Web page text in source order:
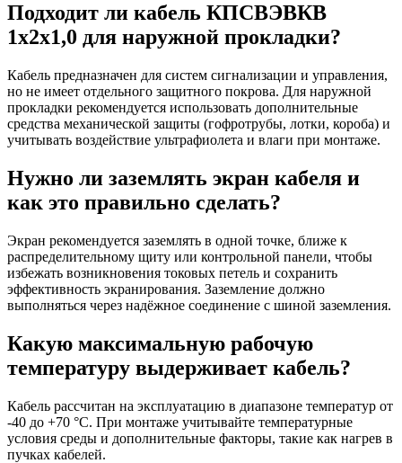
Подходит ли кабель КПСВЭВКВ
1х2х1,0 для наружной прокладки?
Кабель предназначен для систем сигнализации и управления,
но не имеет отдельного защитного покрова. Для наружной
прокладки рекомендуется использовать дополнительные
средства механической защиты (гофротрубы, лотки, короба) и
учитывать воздействие ультрафиолета и влаги при монтаже.
Нужно ли заземлять экран кабеля и
как это правильно сделать?
Экран рекомендуется заземлять в одной точке, ближе к
распределительному щиту или контрольной панели, чтобы
избежать возникновения токовых петель и сохранить
эффективность экранирования. Заземление должно
выполняться через надёжное соединение с шиной заземления.
Какую максимальную рабочую
температуру выдерживает кабель?
Кабель рассчитан на эксплуатацию в диапазоне температур от
-40 до +70 °C. При монтаже учитывайте температурные
условия среды и дополнительные факторы, такие как нагрев в
пучках кабелей.